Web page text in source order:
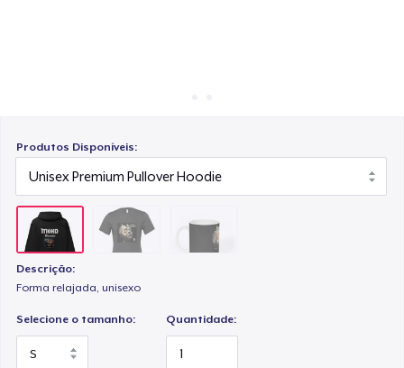
Produtos Disponíveis:
Descrição:
Forma relajada, unisexo
Selecione o tamanho: Quantidade: